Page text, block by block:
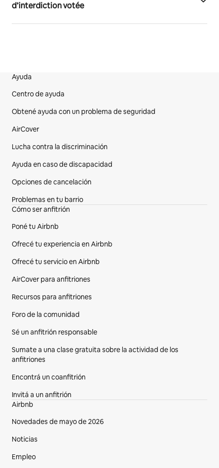
d’interdiction votée
Pie de página del sitio web
Ayuda
Centro de ayuda
Obtené ayuda con un problema de seguridad
AirCover
Lucha contra la discriminación
Ayuda en caso de discapacidad
Opciones de cancelación
Problemas en tu barrio
Cómo ser anfitrión
Poné tu Airbnb
Ofrecé tu experiencia en Airbnb
Ofrecé tu servicio en Airbnb
AirCover para anfitriones
Recursos para anfitriones
Foro de la comunidad
Sé un anfitrión responsable
Sumate a una clase gratuita sobre la actividad de los
anfitriones
Encontrá un coanfitrión
Invitá a un anfitrión
Airbnb
Novedades de mayo de 2026
Noticias
Empleo